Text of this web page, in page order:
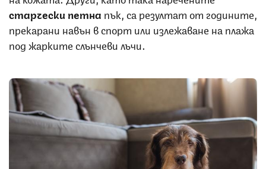
старчески петна пък, са резултат от годините,
прекарани навън в спорт или излежаване на плажа
под жарките слънчеви лъчи.